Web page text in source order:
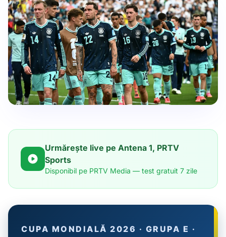
Urmărește live pe Antena 1, PRTV
Sports
Disponibil pe PRTV Media — test gratuit 7 zile
CUPA MONDIALĂ 2026 · GRUPA E ·